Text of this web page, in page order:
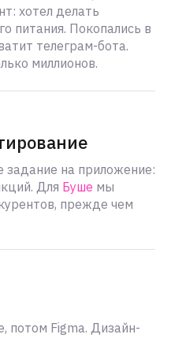
хотел делать
питания. Покопались в
телеграм-бота.
миллионов.
задание на приложение:
Для Буше мы
прежде чем
потом Figma. Дизайн-